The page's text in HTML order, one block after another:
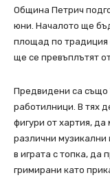
Община Петрич
юни. Началото ще
площад по традиция
ще се превъплътят
Предвидени са също
работилници. В тях
фигури от хартия, да
различни музикални
в играта с топка, да
гримирани като